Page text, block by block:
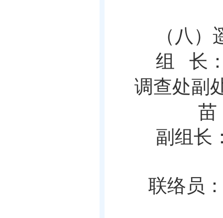
（八）
组
长
调查处副
苗
副组长
联络员